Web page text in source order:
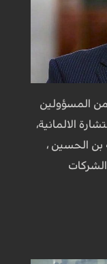
من المسؤولين
الالمانية،
بن الحسين ،